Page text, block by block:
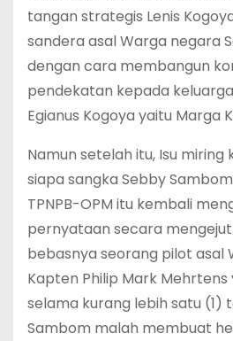
tangan strategis Lenis
sandera asal Warga negara
dengan cara membangun
pendekatan kepada
Egianus Kogoya yaitu Marga
Namun setelah itu, Isu
siapa sangka Sebby
TPNPB-OPM itu kembali
pernyataan secara
bebasnya seorang pilot asal
Kapten Philip Mark Mehrtens
selama kurang lebih satu (1)
Sambom malah membuat